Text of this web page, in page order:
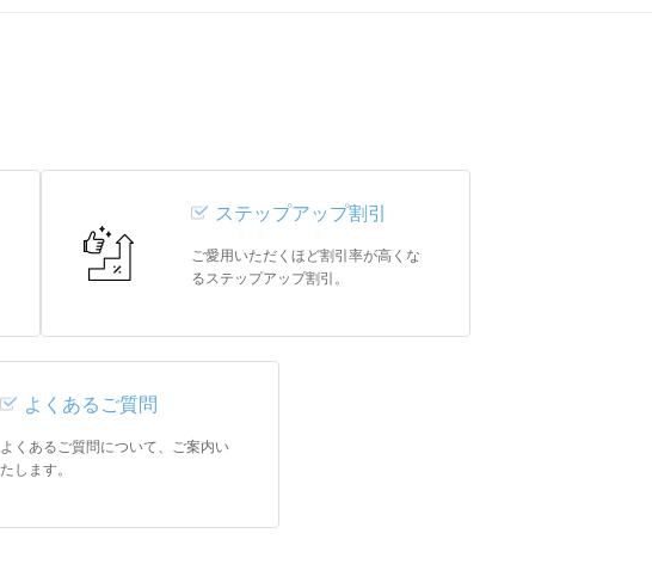
ステップアップ割引
ご愛用いただくほど割引率が高くな
るステップアップ割引。
よくあるご質問
よくあるご質問について、ご案内い
たします。